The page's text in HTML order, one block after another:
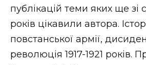
НОВИНИ ЗАХІДНОЇ
публікацій теми яких ще зі
років цікавили автора.
повстанської армії,
революція 1917-1921 років.